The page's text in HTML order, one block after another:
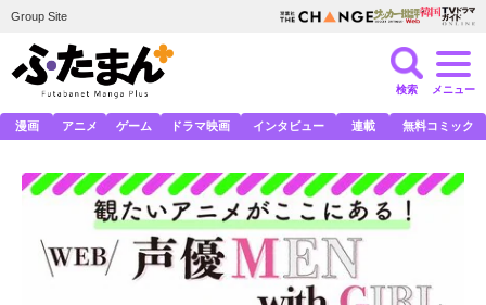
Group Site
検索 メニュー
漫画 アニメ ゲーム ドラマ映画 インタビュー 連載 無料コミック